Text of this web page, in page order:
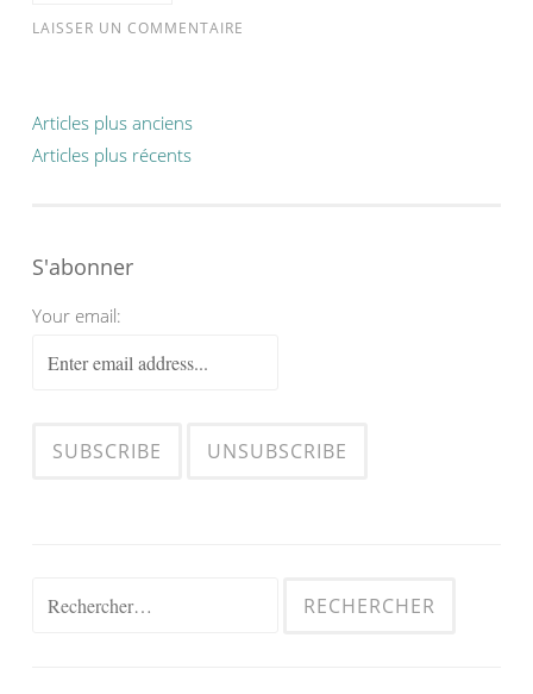
LAISSER UN COMMENTAIRE
Navigation
des
Articles plus anciens
Articles plus récents
S'abonner
Your email:
Rechercher :